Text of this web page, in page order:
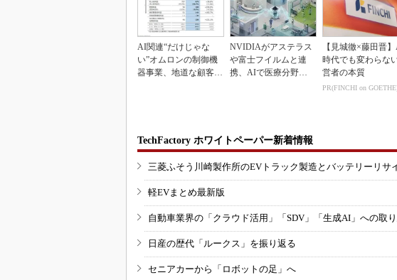
AI関連“だけじゃな
い”オムロンの制御機
器事業、地道な顧客基
NVIDIAがアステラス
や富士フイルムと連
携、AIで医療分野支
【見城徹×藤田晋
時代でも変わらな
営者の本質
PR(FINCHI on
TechFactory ホワイトペーパー新着情報
三菱ふそう川崎製作所のEVトラック製造とバッテリーリサ
軽EVまとめ最新版
自動車業界の「クラウド活用」「SDV」「生成AI」への取
日産の歴代「ルークス」を振り返る
セニアカーから「ロボットの足」へ